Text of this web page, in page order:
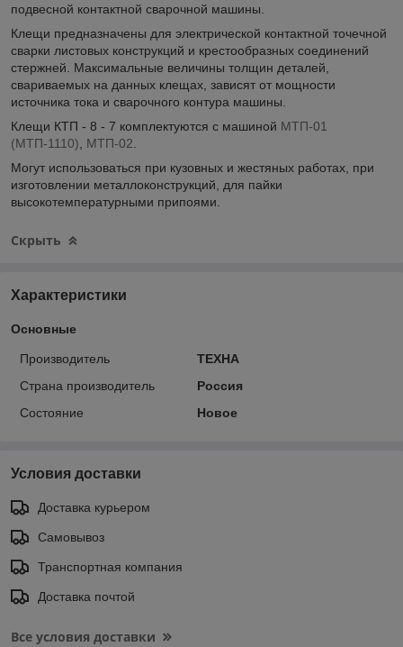
подвесной контактной сварочной машины.
Клещи предназначены для электрической контактной точечной
сварки листовых конструкций и крестообразных соединений
стержней. Максимальные величины толщин деталей,
свариваемых на данных клещах, зависят от мощности
источника тока и сварочного контура машины.
Клещи КТП - 8 - 7 комплектуются с машиной МТП-01
(МТП-1110)
МТП-02
Могут использоваться при кузовных и жестяных работах, при
изготовлении металлоконструкций, для пайки
высокотемпературными припоями.
Скрыть
Характеристики
Основные
Производитель
ТЕХНА
Страна производитель
Россия
Состояние
Новое
Условия доставки
Доставка курьером
Самовывоз
Транспортная компания
Доставка почтой
Все условия доставки